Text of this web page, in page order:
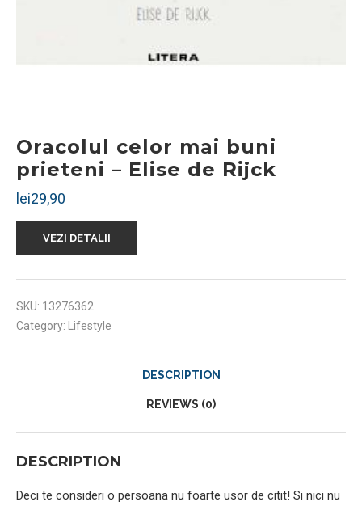
Oracolul celor mai buni
prieteni – Elise de Rijck
lei29,90
VEZI DETALII
SKU: 13276362
Category:
Lifestyle
DESCRIPTION
REVIEWS (0)
DESCRIPTION
Deci te consideri o persoana nu foarte usor de citit! Si nici nu